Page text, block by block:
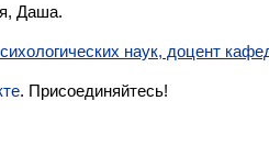
Даша.
наук, доцент
. Присоединяйтесь!